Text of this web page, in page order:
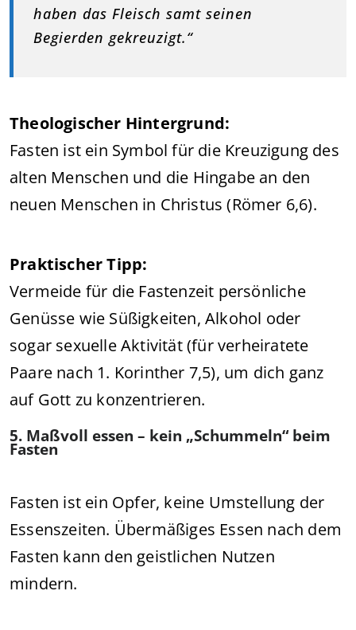
haben das Fleisch samt seinen
Begierden gekreuzigt.“
Theologischer Hintergrund:
Fasten ist ein Symbol für die Kreuzigung des
alten Menschen und die Hingabe an den
neuen Menschen in Christus (Römer 6,6).
Praktischer Tipp:
Vermeide für die Fastenzeit persönliche
Genüsse wie Süßigkeiten, Alkohol oder
sogar sexuelle Aktivität (für verheiratete
Paare nach 1. Korinther 7,5), um dich ganz
auf Gott zu konzentrieren.
5. Maßvoll essen – kein „Schummeln“ beim
Fasten
Fasten ist ein Opfer, keine Umstellung der
Essenszeiten. Übermäßiges Essen nach dem
Fasten kann den geistlichen Nutzen
mindern.